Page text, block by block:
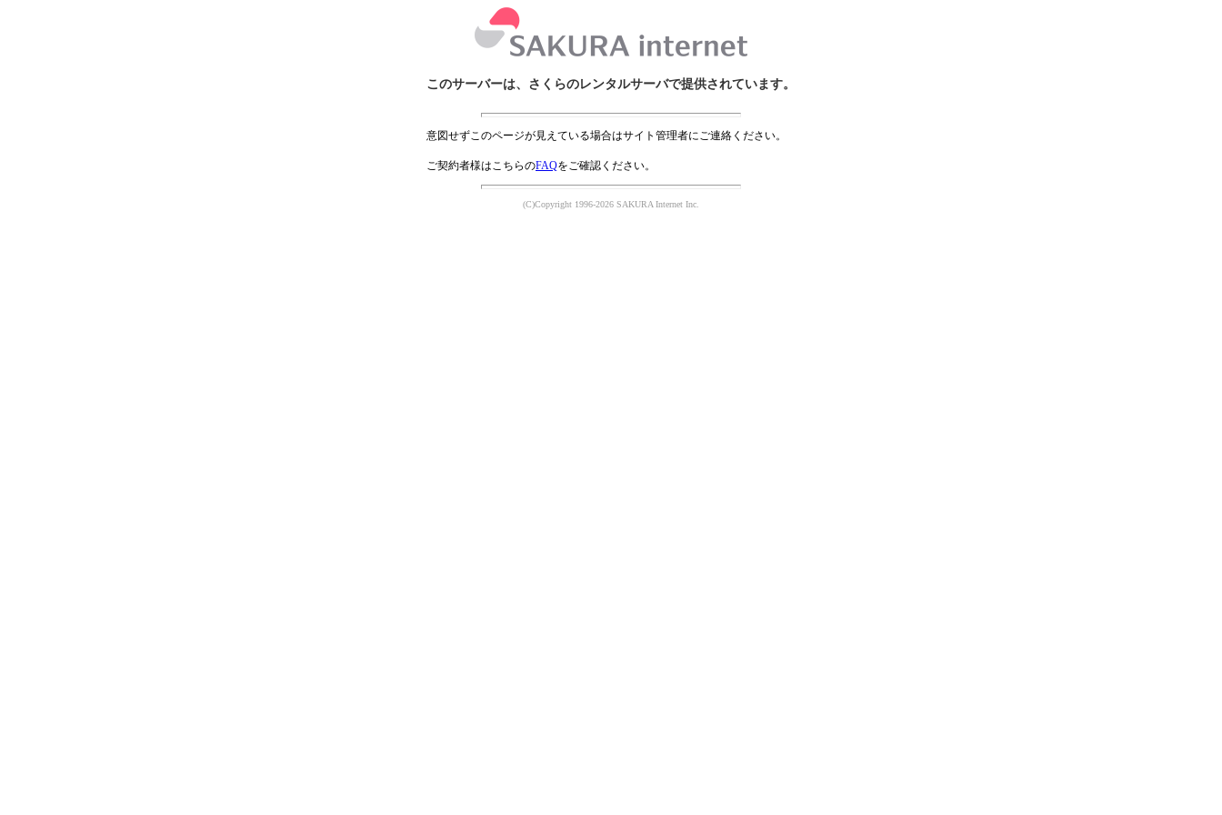
このサーバーは、さくらのレンタルサーバで提供されています。
意図せずこのページが見えている場合はサイト管理者にご連絡ください。
ご契約者様はこちらのFAQをご確認ください。
(C)Copyright 1996-2026 SAKURA Internet Inc.